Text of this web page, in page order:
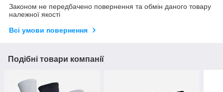
Законом не передбачено повернення та обмін даного товару
належної якості
Всі умови повернення
Подібні товари компанії